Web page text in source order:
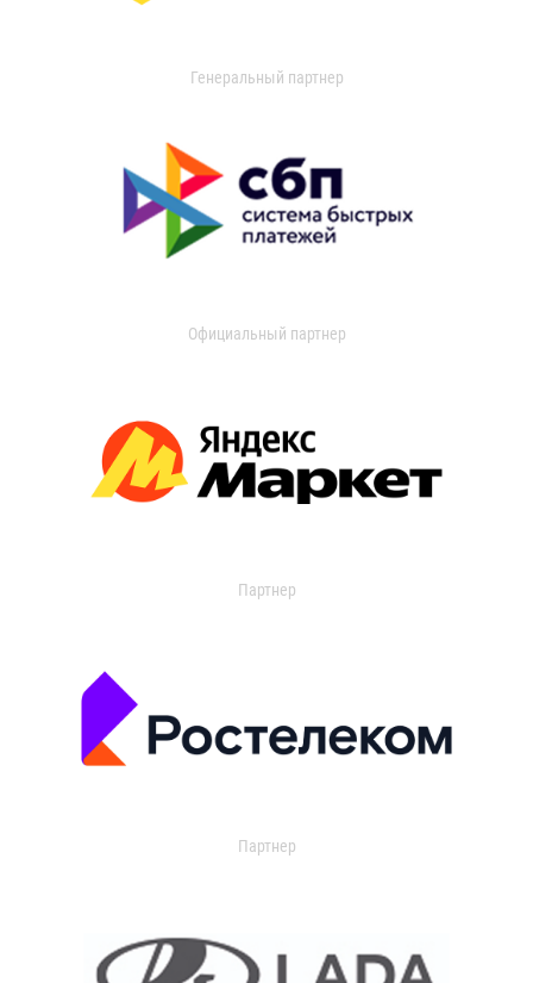
Генеральный партнер
Официальный партнер
Партнер
Партнер